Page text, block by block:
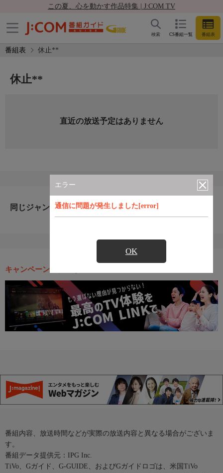
この夏、心を動かす作品特集 | J:COM TV
CS番組一覧 番組表
検索
番組表 休止**
エラー
通信に問題が発生しました[error]
OK
休止**
直近の放送予定はありません
同じジャンルのおすすめ番組
キャンペーン・お得な情報
番組内容、放送時間などが実際の放送内容と異なる場合がございま
す。
番組データ提供元：IPG Inc.
TiVo、Gガイド、G-GUIDE、およびGガイドロゴは、米国TiVo